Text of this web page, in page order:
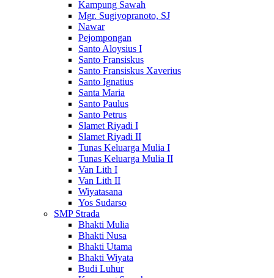
Kampung Sawah
Mgr. Sugiyopranoto, SJ
Nawar
Pejompongan
Santo Aloysius I
Santo Fransiskus
Santo Fransiskus Xaverius
Santo Ignatius
Santa Maria
Santo Paulus
Santo Petrus
Slamet Riyadi I
Slamet Riyadi II
Tunas Keluarga Mulia I
Tunas Keluarga Mulia II
Van Lith I
Van Lith II
Wiyatasana
Yos Sudarso
SMP Strada
Bhakti Mulia
Bhakti Nusa
Bhakti Utama
Bhakti Wiyata
Budi Luhur